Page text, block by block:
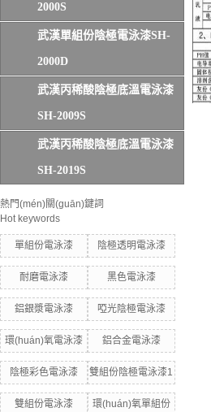
2000S
武漢單組份陰極電泳漆SH-
2000D
武漢丙稀酸陰極底溫電泳漆
SH-2009S
武漢丙稀酸陰極底溫電泳漆
SH-2019S
熱門(mén)關(guān)鍵詞
Hot keywords
單組份電泳漆 陰極透明電泳漆
耐磨電泳漆 黑色電泳漆
鋁銀漿電泳漆 啞光陰極電泳漆
環(huán)氧電泳漆 鋁合金電泳漆
陰極彩色電泳漆 雙組份陰極電泳漆1
雙組份電泳漆
環(huán)氧單組份